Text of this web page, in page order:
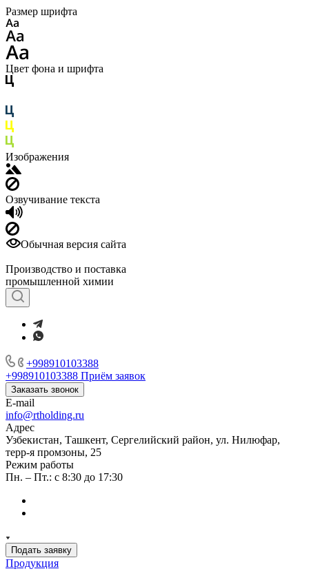
Размер шрифта
Цвет фона и шрифта
Изображения
Озвучивание текста
Обычная версия сайта
Производство и поставка
промышленной химии
+998910103388
+998910103388 Приём заявок
Заказать звонок
E-mail
info@rtholding.ru
Адрес
Узбекистан, Ташкент, Сергелийский район, ул. Нилюфар,
терр-я промзоны, 25
Режим работы
Пн. – Пт.: с 8:30 до 17:30
Подать заявку
Продукция